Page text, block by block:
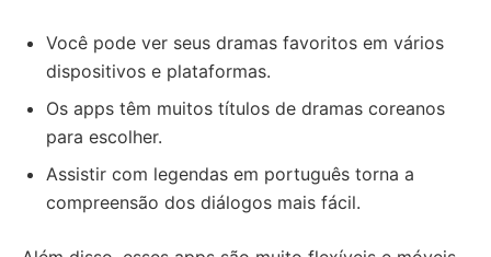
Você pode ver seus dramas favoritos em vários
dispositivos e plataformas.
Os apps têm muitos títulos de dramas coreanos
para escolher.
Assistir com legendas em português torna a
compreensão dos diálogos mais fácil.